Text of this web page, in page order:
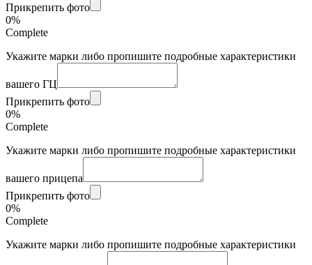
Прикрепить фото
0%
Complete
Укажите марки либо пропишите подробные характеристики
вашего ГЦ
Прикрепить фото
0%
Complete
Укажите марки либо пропишите подробные характеристики
вашего прицепа
Прикрепить фото
0%
Complete
Укажите марки либо пропишите подробные характеристики